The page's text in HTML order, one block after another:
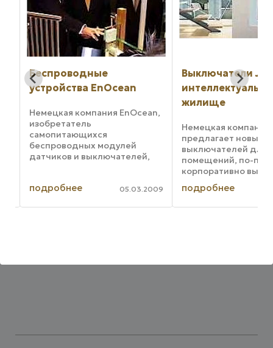
Беспроводные
устройства EnOcean
Немецкая компания EnOcean,
изобретатель
самопитающихся
беспроводных модулей
датчиков и выключателей,
обеспечивают развитие BAS
подробнее 05.03.2009
Выключатели
жилище
Немецкая компания
предлагает новые
выключателей для
помещений, по-
корпоративно
в стиле,
дизайн и
подробнее